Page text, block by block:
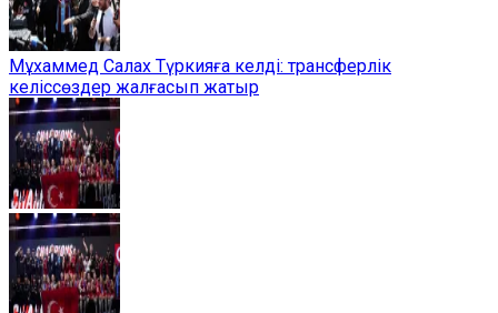
Мұхаммед Салах Түркияға келді: трансферлік
келіссөздер жалғасып жатыр